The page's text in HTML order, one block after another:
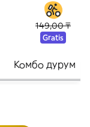
149,00 ₸
Gratis
Комбо дурум